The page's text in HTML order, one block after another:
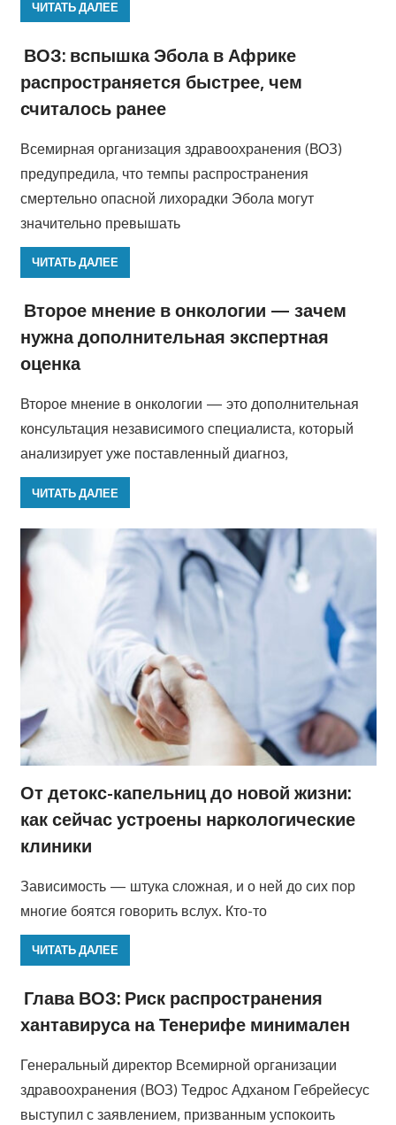
ЧИТАТЬ ДАЛЕЕ
ВОЗ: вспышка Эбола в Африке
распространяется быстрее, чем
считалось ранее
Всемирная организация здравоохранения (ВОЗ)
предупредила, что темпы распространения
смертельно опасной лихорадки Эбола могут
значительно превышать
ЧИТАТЬ ДАЛЕЕ
Второе мнение в онкологии — зачем
нужна дополнительная экспертная
оценка
Второе мнение в онкологии — это дополнительная
консультация независимого специалиста, который
анализирует уже поставленный диагноз,
ЧИТАТЬ ДАЛЕЕ
От детокс-капельниц до новой жизни:
как сейчас устроены наркологические
клиники
Зависимость — штука сложная, и о ней до сих пор
многие боятся говорить вслух. Кто-то
ЧИТАТЬ ДАЛЕЕ
Глава ВОЗ: Риск распространения
хантавируса на Тенерифе минимален
Генеральный директор Всемирной организации
здравоохранения (ВОЗ) Тедрос Адханом Гебрейесус
выступил с заявлением, призванным успокоить